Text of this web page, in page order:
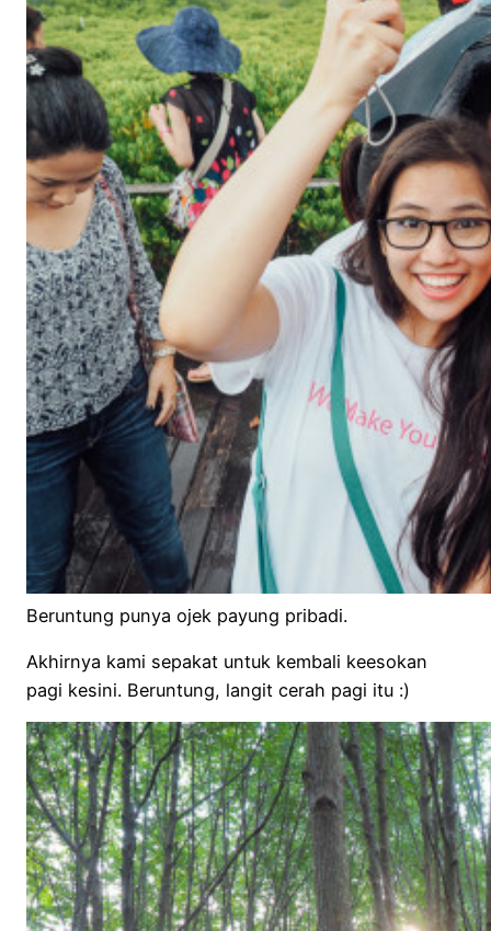
Beruntung punya ojek payung pribadi.
Akhirnya kami sepakat untuk kembali keesokan
pagi kesini. Beruntung, langit cerah pagi itu :)